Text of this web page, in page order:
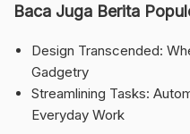
Baca Juga Berita
Design Transcended:
Gadgetry
Streamlining Tasks:
Everyday Work